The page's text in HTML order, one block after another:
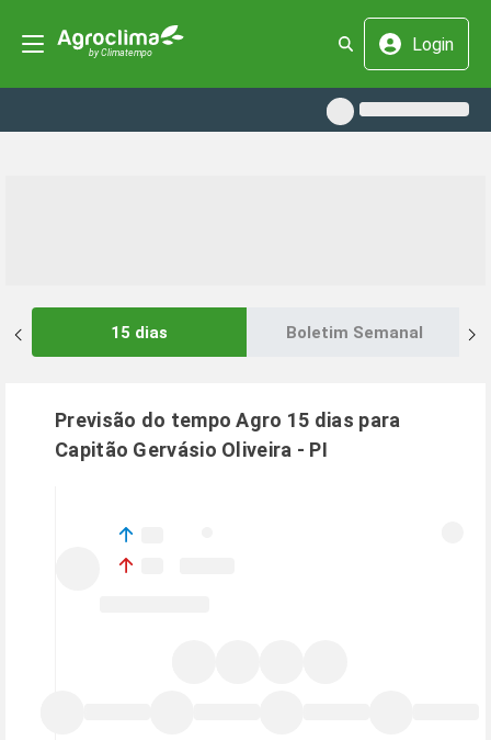
Login
15 dias Boletim Semanal
Previsão do tempo Agro 15 dias para
Capitão Gervásio Oliveira - PI